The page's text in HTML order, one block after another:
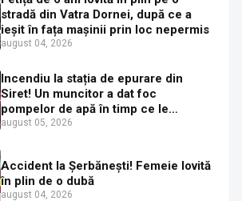
stradă din Vatra Dornei, după ce a
ieșit în fața mașinii prin loc nepermis
august 04, 2026
Incendiu la stația de epurare din
Siret! Un muncitor a dat foc
pompelor de apă în timp ce le
alimenta cu combustibil
august 05, 2026
Accident la Șerbănești! Femeie lovită
în plin de o dubă
august 04, 2026